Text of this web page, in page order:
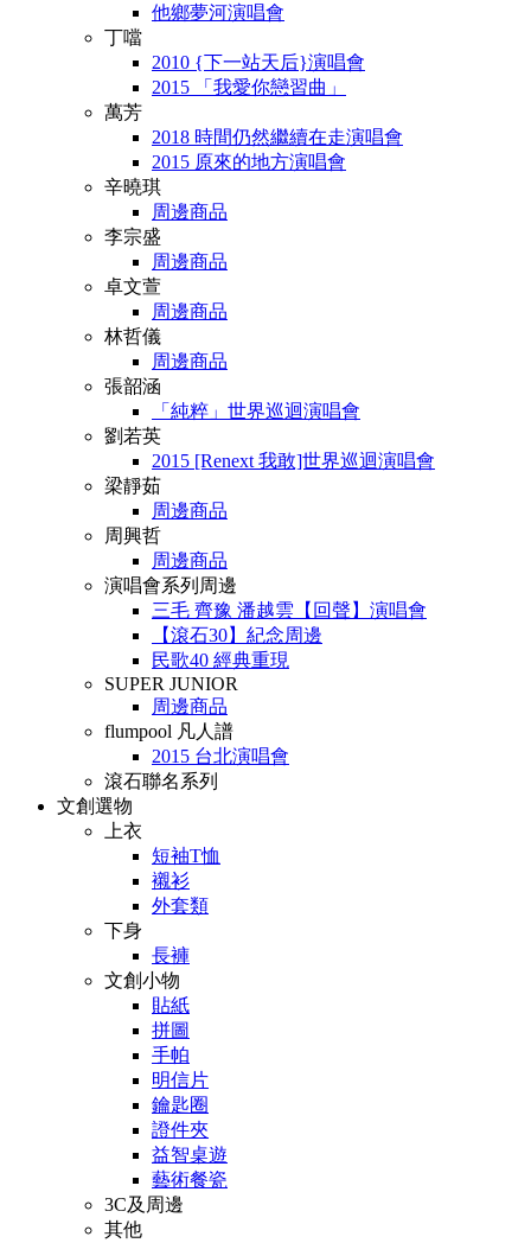
他鄉夢河演唱會
丁噹
2010 {下一站天后}演唱會
2015 「我愛你戀習曲」
萬芳
2018 時間仍然繼續在走演唱會
2015 原來的地方演唱會
辛曉琪
周邊商品
李宗盛
周邊商品
卓文萱
周邊商品
林哲儀
周邊商品
張韶涵
「純粹」世界巡迴演唱會
劉若英
2015 [Renext 我敢]世界巡迴演唱會
梁靜茹
周邊商品
周興哲
周邊商品
演唱會系列周邊
三毛 齊豫 潘越雲【回聲】演唱會
【滾石30】紀念周邊
民歌40 經典重現
SUPER JUNIOR
周邊商品
flumpool 凡人譜
2015 台北演唱會
滾石聯名系列
文創選物
上衣
短袖T恤
襯衫
外套類
下身
長褲
文創小物
貼紙
拼圖
手帕
明信片
鑰匙圈
證件夾
益智桌遊
藝術餐瓷
3C及周邊
其他